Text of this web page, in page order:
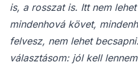
is, a rosszat is. Itt nem
mindenhová követ,
felvesz, nem lehet
választásom: jól kell